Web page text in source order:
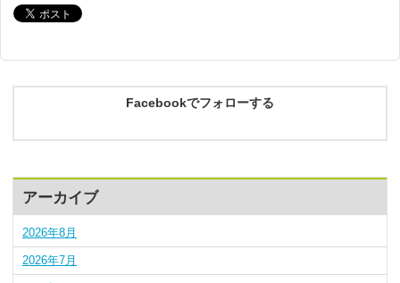
Facebookでフォローする
アーカイブ
2026年8月
2026年7月